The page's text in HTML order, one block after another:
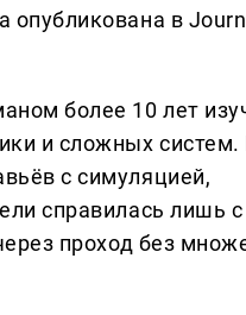
опубликована в
более 10 лет
и сложных систем.
с симуляцией,
справилась лишь с
проход без